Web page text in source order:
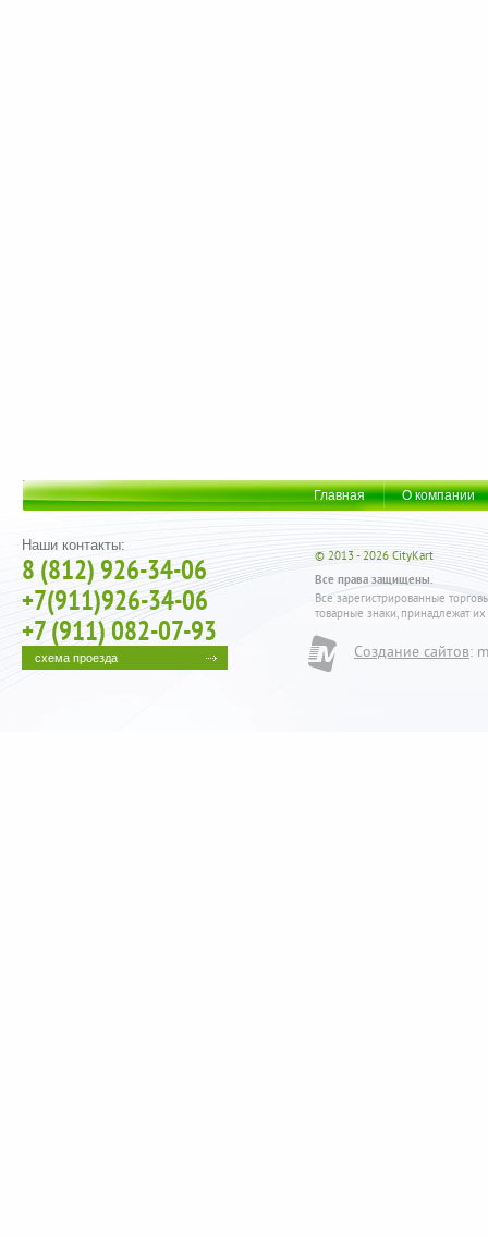
Главная О компании
Создание сайтов:
© 2013 - 2026 CityKart
Все права защищены.
Все зарегистрированные
товарные знаки, принадлежат
Наши контакты:
8 (812) 926-34-06
+7(911)926-34-06
+7 (911) 082-07-93
citykart@mail.ru
схема проезда